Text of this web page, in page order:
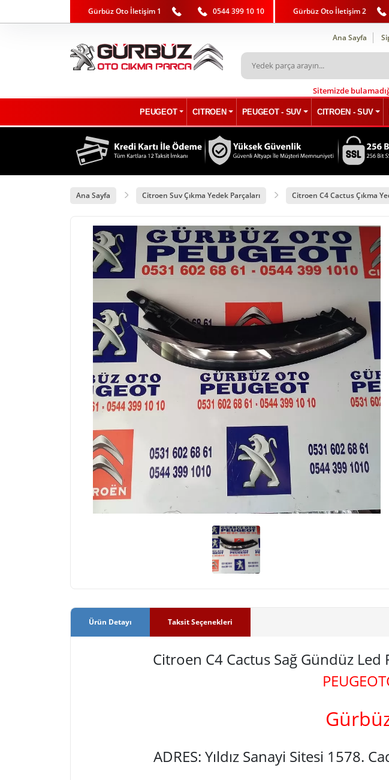
Gürbüz Oto İletişim 1 0544 399 10 10 Gürbüz Oto İletişim 2
Ana Sayfa
Sitemizde
PEUGEOT CITROEN PEUGEOT - SUV CITROEN - SUV
Ana Sayfa Citroen Suv Çıkma Yedek Parçaları Citroen C4 Cactus Çıkma
Ürün Detayı Taksit Seçenekleri
Citroen C4 Cactus Sağ Gündüz Led
ADRES: Yıldız Sanayi Sitesi 1578.